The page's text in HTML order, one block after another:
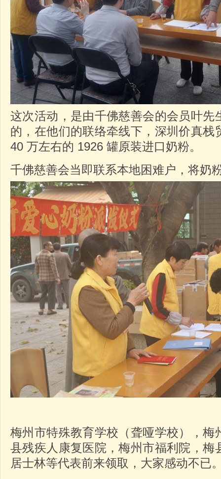
这次活动，是由千佛慈善会的会员叶先
的，在他们的联络牵线下，深圳价真栈
40 万左右的 1926 罐原装进口奶粉。
千佛慈善会当即联系本地困难户，将奶
梅州市特殊教育学校（聋哑学校），梅
县残疾人康复医院，梅州市福利院，梅
居士林等代表前来领取，大家感动不已